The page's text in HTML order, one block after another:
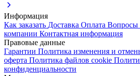
Информация
Как заказать Доставка Оплата Вопросы
компании Контактная информация
Правовые данные
Гарантии Политика изменения и
оферта Политика файлов cookie
конфиденциальности